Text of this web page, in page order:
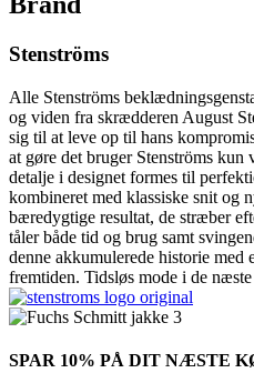
Stenströms
Alle Stenströms
og viden fra skrædderen August
sig til at leve op til hans
at gøre det bruger Stenströms kun
detalje i designet formes til
kombineret med klassiske snit og
bæredygtige resultat, de stræber
tåler både tid og brug samt
denne akkumulerede historie med
fremtiden. Tidsløs mode i de næste
SPAR 10% PÅ DIT NÆSTE